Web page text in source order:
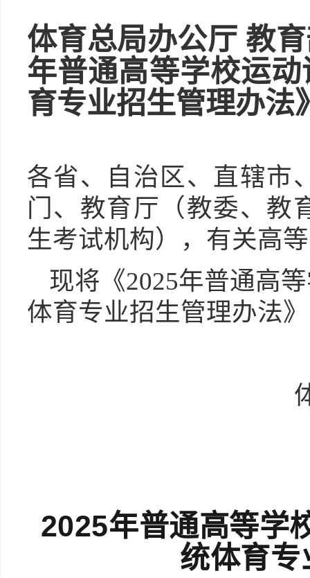
体育总局办公厅 教
年普通高等学校运
育专业招生管理办法
各省、自治区、直辖市
门、教育厅（教委、教
生考试机构），有关高
现将《2025年普通高
体育专业招生管理办法
2025年普通高等学
统体育